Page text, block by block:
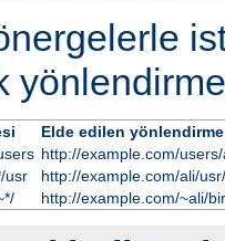
Elde edilen yönlendirme
http://example.com/
usr
http://example.com/ali/
http://example.com/~ali/